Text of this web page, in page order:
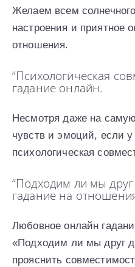
Желаем всем
настроения и приятное
отношения.
“Психологическая
гадание онлайн.
Несмотря даже на
чувств и эмоций, если
психологическая
“Подходим ли мы
гадание на
Любовное онлайн
«Подходим ли мы друг
прояснить